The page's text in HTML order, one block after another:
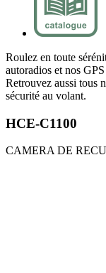
Roulez en toute
autoradios et nos
Retrouvez aussi tous
sécurité au volant.
HCE-C1100
CAMERA DE